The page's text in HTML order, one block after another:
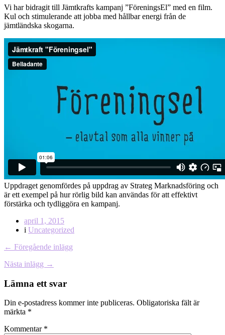
Vi har bidragit till Jämtkrafts kampanj ”FöreningsEl” med en film.
Kul och stimulerande att jobba med hållbar energi från de
jämtländska skogarna.
Uppdraget genomfördes på uppdrag av Strateg Marknadsföring och
är ett exempel på hur rörlig bild kan användas för att effektivt
förstärka och tydliggöra en kampanj.
april 1, 2015
i Uncategorized
← Föregående inlägg
Nästa inlägg →
Lämna ett svar
Din e-postadress kommer inte publiceras. Obligatoriska fält är
märkta *
Kommentar *